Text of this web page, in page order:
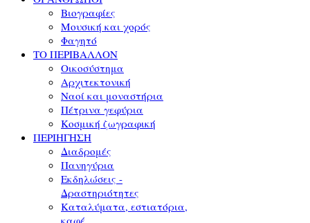
Βιογραφίες
Μουσική και χορός
Φαγητό
ΤΟ ΠΕΡΙΒΑΛΛΟΝ
Οικοσύστημα
Αρχιτεκτονική
Ναοί και μοναστήρια
Πέτρινα γεφύρια
Κοσμική ζωγραφική
ΠΕΡΙΗΓΗΣΗ
Διαδρομές
Πανηγύρια
Εκδηλώσεις -
Δραστηριότητες
Καταλύματα, εστιατόρια,
καφέ